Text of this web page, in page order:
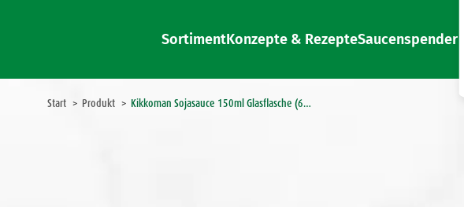
SortimentKonzepte & RezepteSaucenspender
Start Produkt Kikkoman Sojasauce 150ml Glasflasche (6…